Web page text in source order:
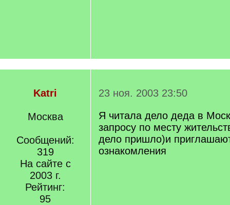
Katri
Москва
Сообщений:
319
На сайте с
2003 г.
Рейтинг:
95
23 ноя. 2003 23:50
Я читала дело деда в
запросу по месту
дело пришло)и
ознакомления